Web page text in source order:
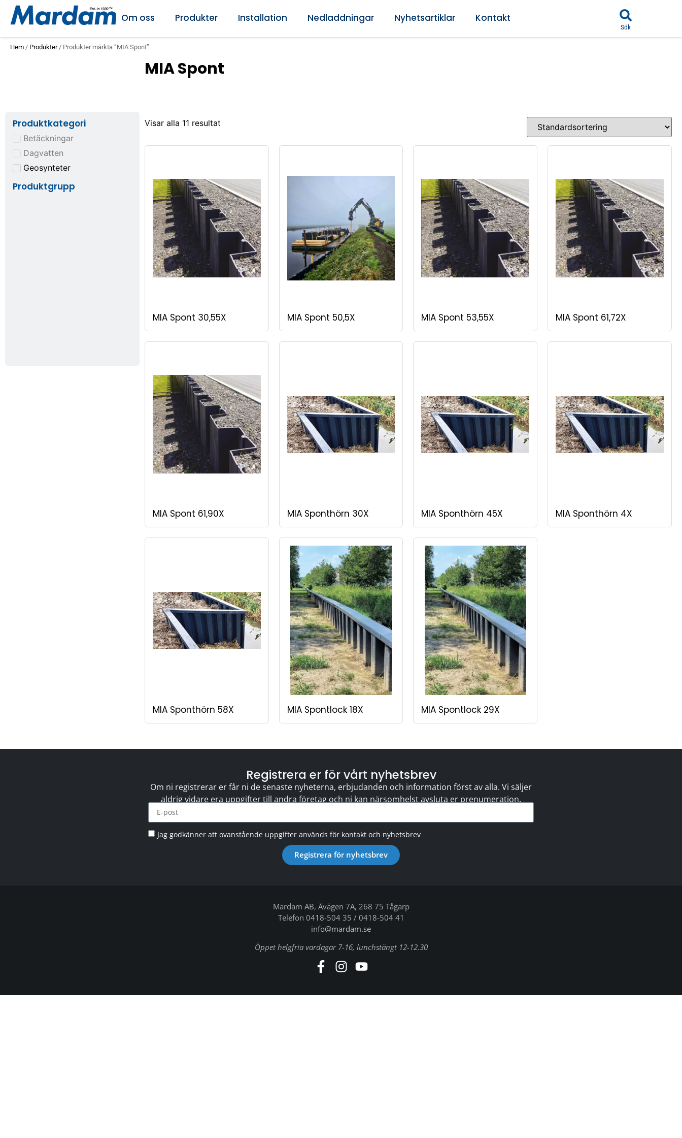
Om oss Produkter Installation Nedladdningar Nyhetsartiklar Kontakt
Sök
Hem / Produkter/ Produkter märkta ”MIA Spont”
MIA Spont
Produktkategori
Betäckningar
Dagvatten
Geosynteter
Produktgrupp
Visar alla 11 resultat
MIA Spont 30,55X MIA Spont 50,5X MIA Spont 53,55X MIA Spont 61,72X
MIA Spont 61,90X MIA Sponthörn 30X MIA Sponthörn 45X MIA Sponthörn 4X
MIA Sponthörn 58X MIA Spontlock 18X MIA Spontlock 29X
Registrera er för vårt nyhetsbrev
Om ni registrerar er får ni de senaste nyheterna, erbjudanden och information först av alla. Vi säljer
aldrig vidare era uppgifter till andra företag och ni kan närsomhelst avsluta er prenumeration.
Jag godkänner att ovanstående uppgifter används för kontakt och nyhetsbrev
Registrera för nyhetsbrev
Mardam AB, Åvägen 7A, 268 75 Tågarp
Telefon 0418-504 35 / 0418-504 41
info@mardam.se
Öppet helgfria vardagar 7-16, lunchstängt 12-12.30